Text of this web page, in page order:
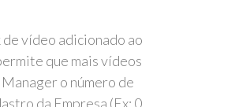
de vídeo adicionado ao
que mais vídeos
o número de
da Empresa (Ex: 0